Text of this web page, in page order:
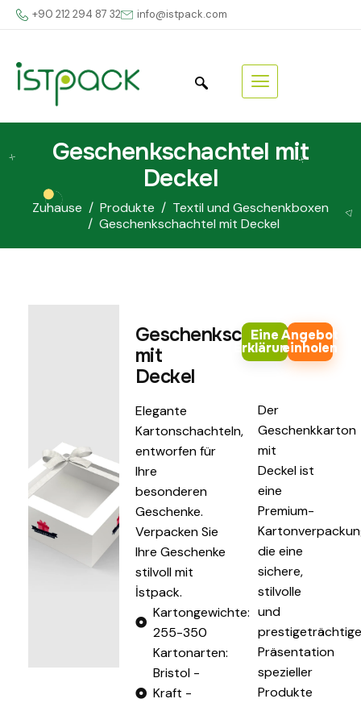
+90 212 294 87 32 info@istpack.com
Geschenkschachtel mit
Deckel
Zuhause Produkte
Textil und Geschenkboxen
Geschenkschachtel mit Deckel
Geschenkschachtel
mit
Deckel
Elegante
Kartonschachteln,
entworfen für
Ihre
besonderen
Geschenke.
Verpacken Sie
Ihre Geschenke
stilvoll mit
İstpack.
Kartongewichte:
255-350
Kartonarten:
Bristol -
Kraft -
Eine
Erklärung
Angebot
einholen
Der
Geschenkkarton
mit
Deckel ist
eine
Premium-
die eine
sichere,
stilvolle
und
Präsentation
spezieller
Produkte